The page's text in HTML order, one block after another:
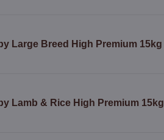
Large Breed High Premium 15kg
Lamb & Rice High Premium 15kg